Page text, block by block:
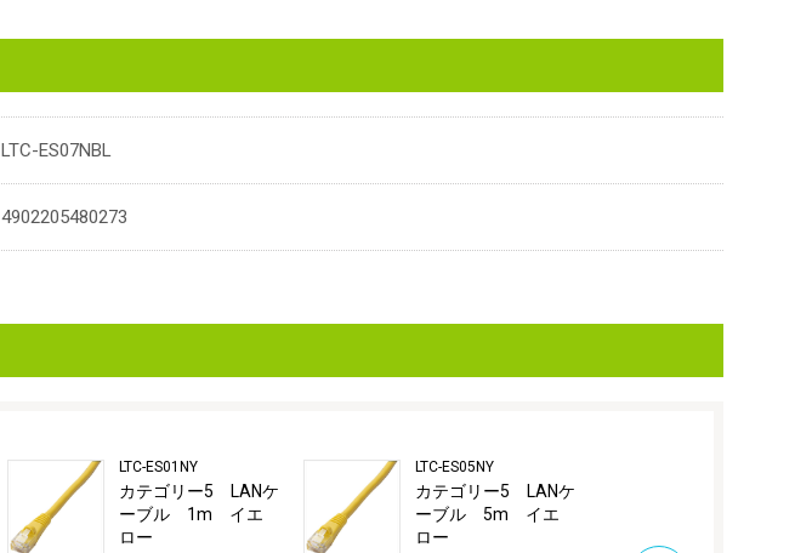
LTC-ES07NBL
4902205480273
LTC-ES01NY
カテゴリー5 LANケ
ーブル 1m イエ
ロー
LTC-ES05NY
カテゴリー5 LANケ
ーブル 5m イエ
ロー